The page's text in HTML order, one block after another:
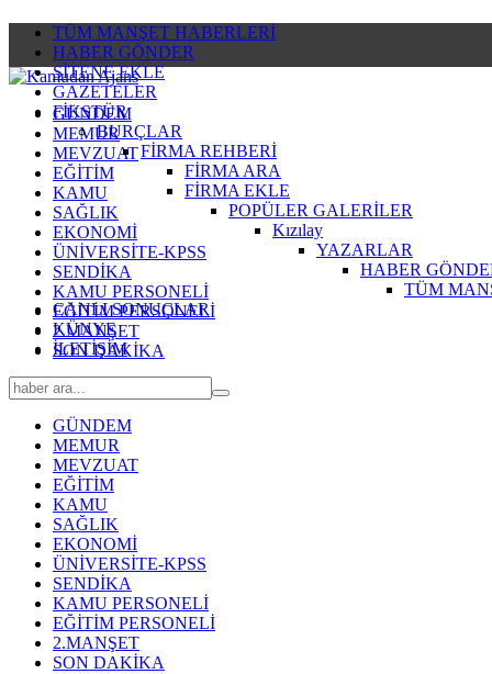
TÜM MANŞET HABERLERİ
HABER GÖNDER
SİTENE EKLE
GAZETELER
FİKSTÜR
BURÇLAR
FİRMA REHBERİ
FİRMA ARA
FİRMA EKLE
POPÜLER GALERİLER
Kızılay
YAZARLAR
HABER
TÜM
CANLI SONUÇLAR
KÜNYE
İLETİŞİM
GÜNDEM
MEMUR
MEVZUAT
EĞİTİM
KAMU
SAĞLIK
EKONOMİ
ÜNİVERSİTE-KPSS
SENDİKA
KAMU PERSONELİ
EĞİTİM PERSONELİ
2.MANŞET
SON DAKİKA
GÜNDEM
MEMUR
MEVZUAT
EĞİTİM
KAMU
SAĞLIK
EKONOMİ
ÜNİVERSİTE-KPSS
SENDİKA
KAMU PERSONELİ
EĞİTİM PERSONELİ
2.MANŞET
SON DAKİKA